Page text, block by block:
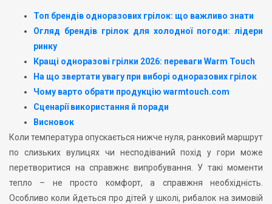
Топ брендів одноразових грілок: що важливо знати
Огляд брендів грілок для холодної погоди: лідери
ринку
Кращі одноразові грілки 2026: переваги Warm Touch
На що звертати увагу при виборі одноразових грілок
Чому варто обрати продукцію warmtouch.com
Сценарії використання й поради
Висновок
Коли температура опускається нижче нуля, ранковий маршрут
по слизьких вулицях чи несподіваний похід у гори може
перетворитися на справжнє випробування. У такі моменти
тепло – не просто комфорт, а справжня необхідність.
Особливо коли йдеться про дітей у школі, рибалок на зимовій